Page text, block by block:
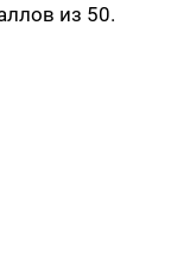
из 50.